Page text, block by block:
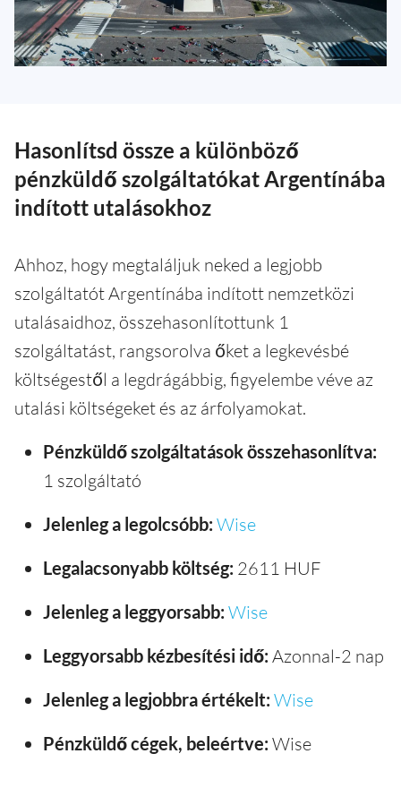
Hasonlítsd össze a különböző
pénzküldő szolgáltatókat Argentínába
indított utalásokhoz
Ahhoz, hogy megtaláljuk neked a legjobb
szolgáltatót Argentínába indított nemzetközi
utalásaidhoz, összehasonlítottunk 1
szolgáltatást, rangsorolva őket a legkevésbé
költségestől a legdrágábbig, figyelembe véve az
utalási költségeket és az árfolyamokat.
Pénzküldő szolgáltatások összehasonlítva:
1 szolgáltató
Jelenleg a legolcsóbb: Wise
Legalacsonyabb költség: 2611 HUF
Jelenleg a leggyorsabb: Wise
Leggyorsabb kézbesítési idő: Azonnal-2 nap
Jelenleg a legjobbra értékelt: Wise
Pénzküldő cégek, beleértve: Wise